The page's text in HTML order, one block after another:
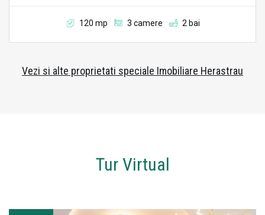
120 mp 3 camere 2 bai
Vezi si alte proprietati speciale Imobiliare Herastrau
Tur Virtual